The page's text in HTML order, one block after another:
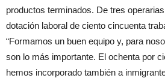
productos terminados. De tres
dotación laboral de ciento cincuenta
“Formamos un buen equipo y, para
son lo más importante. El ochenta por
hemos incorporado también a